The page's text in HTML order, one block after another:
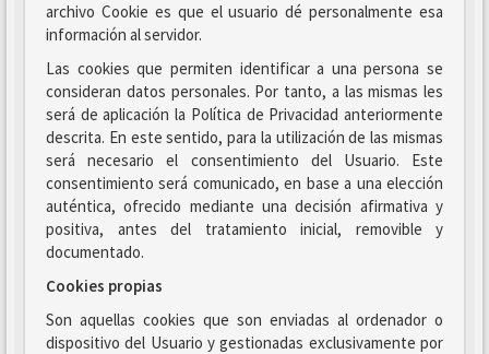
archivo Cookie es que el usuario dé personalmente esa
información al servidor.
Las cookies que permiten identificar a una persona se
consideran datos personales. Por tanto, a las mismas les
será de aplicación la Política de Privacidad anteriormente
descrita. En este sentido, para la utilización de las mismas
será necesario el consentimiento del Usuario. Este
consentimiento será comunicado, en base a una elección
auténtica, ofrecido mediante una decisión afirmativa y
positiva, antes del tratamiento inicial, removible y
documentado.
Cookies propias
Son aquellas cookies que son enviadas al ordenador o
dispositivo del Usuario y gestionadas exclusivamente por